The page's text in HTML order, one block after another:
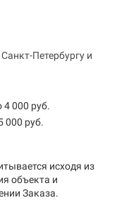
Петербургу и
4 000 руб.
000 руб.
исходя из
объекта и
Заказа.